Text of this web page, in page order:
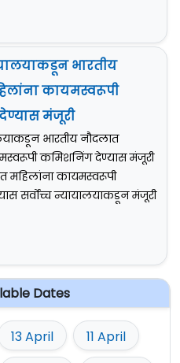
भारतीय
कायमस्वरूपी
मंजूरी
भारतीय नौदलात
कमिशनिंग देण्यास मंजूरी
महिलांना कायमस्वरूपी
सर्वोच्च न्यायालयाकडून मंजूरी
Dates
13 April
11 April